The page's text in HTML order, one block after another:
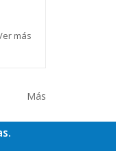
más
Más